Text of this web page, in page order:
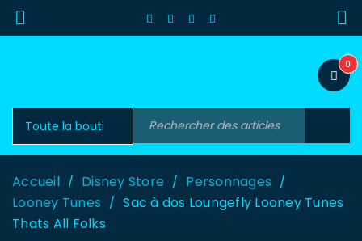
0
Accueil / Disney Store / Personnages /
Looney Tunes / Sac à dos Loungefly Looney Tunes
Thats All Folks